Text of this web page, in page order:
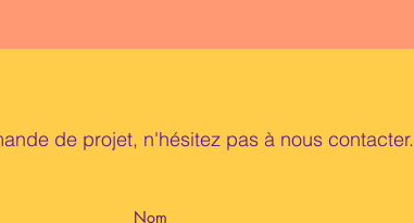
de projet, n'hésitez pas à nous contacter.
Nom